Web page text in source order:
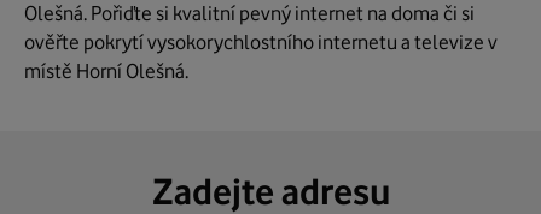
Olešná. Pořiďte si kvalitní pevný internet na doma či si
ověřte pokrytí vysokorychlostního internetu a televize v
místě Horní Olešná.
Zadejte adresu